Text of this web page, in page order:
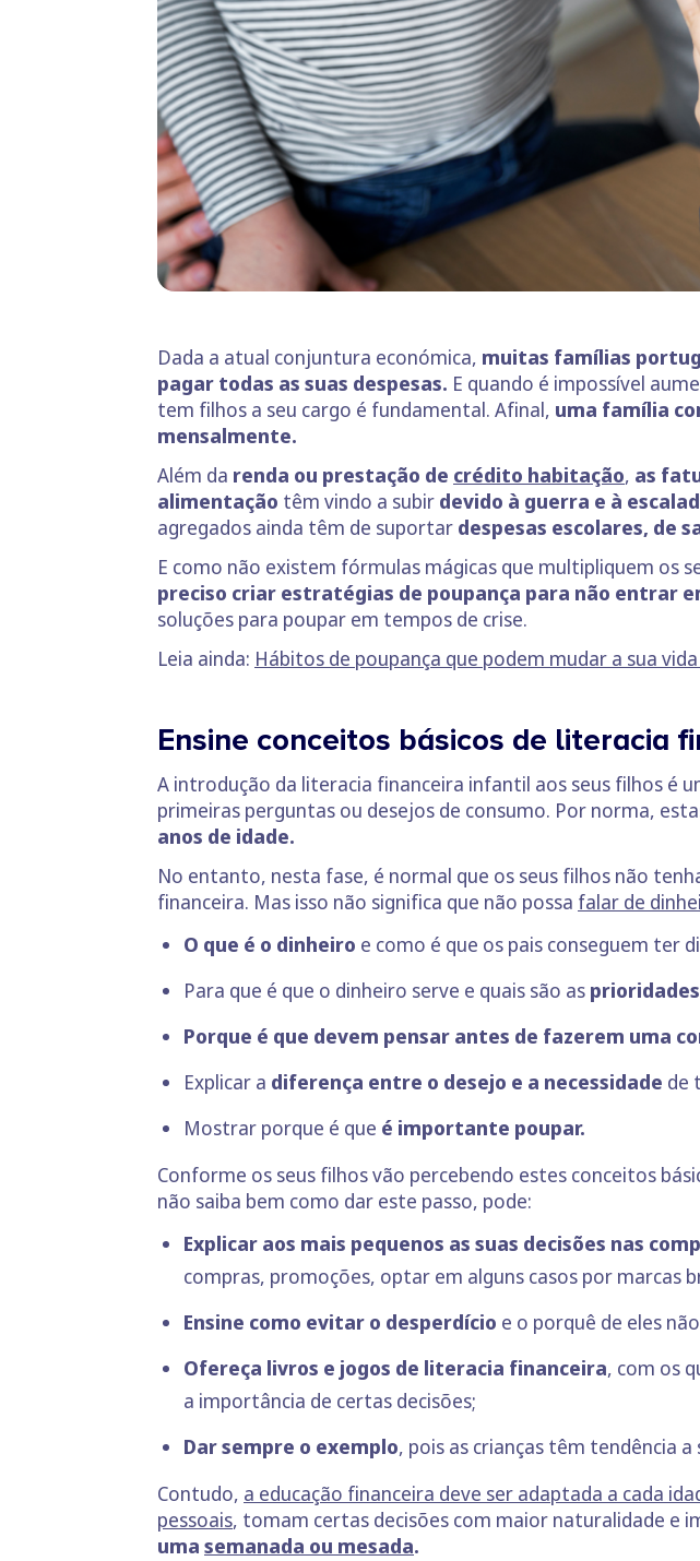
Dada a atual conjuntura económica, muitas famílias
pagar todas as suas despesas. E quando é impossível
tem filhos a seu cargo é fundamental. Afinal, uma família
mensalmente.
Além da renda ou prestação de crédito habitação, as
alimentação têm vindo a subir devido à guerra e à
agregados ainda têm de suportar despesas escolares, de
E como não existem fórmulas mágicas que multipliquem os
preciso criar estratégias de poupança para não entrar
soluções para poupar em tempos de crise.
Leia ainda: Hábitos de poupança que podem mudar a sua
Ensine conceitos básicos de literacia
A introdução da literacia financeira infantil aos seus filhos é
primeiras perguntas ou desejos de consumo. Por norma,
anos de idade.
No entanto, nesta fase, é normal que os seus filhos não
financeira. Mas isso não significa que não possa falar de
O que é o dinheiro e como é que os pais conseguem ter
Para que é que o dinheiro serve e quais são as
Porque é que devem pensar antes de fazerem uma
Explicar a diferença entre o desejo e a necessidade de
Mostrar porque é que é importante poupar.
Conforme os seus filhos vão percebendo estes conceitos
não saiba bem como dar este passo, pode:
Explicar aos mais pequenos as suas decisões nas
compras, promoções, optar em alguns casos por marcas
Ensine como evitar o desperdício e o porquê de eles
Ofereça livros e jogos de literacia financeira, com os
a importância de certas decisões;
Dar sempre o exemplo, pois as crianças têm tendência
Contudo, a educação financeira deve ser adaptada a cada
pessoais, tomam certas decisões com maior naturalidade e
uma semanada ou mesada.